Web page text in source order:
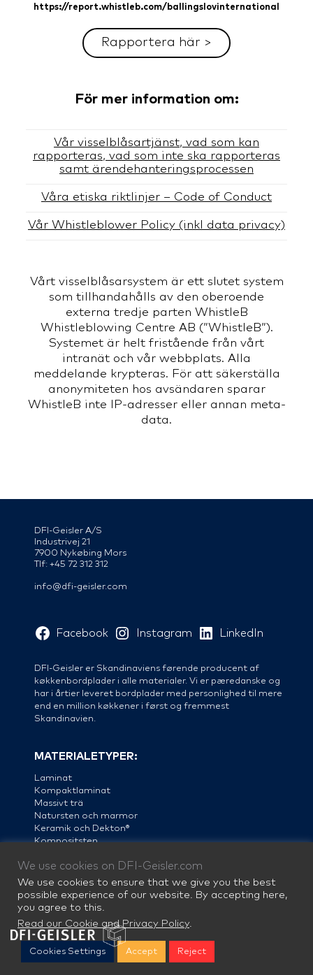
https://report.whistleb.com/ballingslovinternational
Rapportera här >
För mer information om:
Vår visselblåsartjänst, vad som kan
rapporteras, vad som inte ska rapporteras
samt ärendehanteringsprocessen
Våra etiska riktlinjer – Code of Conduct
Vår Whistleblower Policy (inkl data privacy)
Vårt visselblåsarsystem är ett slutet system
som tillhandahålls av den oberoende
externa tredje parten WhistleB
Whistleblowing Centre AB (”WhistleB”).
Systemet är helt fristående från vårt
intranät och vår webbplats. Alla
meddelande krypteras. För att säkerställa
anonymiteten hos avsändaren sparar
WhistleB inte IP-adresser eller annan meta-
data.
DFI-Geisler A/S
Industrivej 21
7900 Nykøbing Mors
Tlf: +45 72 312 312
info@dfi-geisler.com
Facebook Instagram LinkedIn
DFI-Geisler er Skandinaviens førende producent af
køkkenbordplader i alle materialer. Vi er pæredanske og
har i årtier leveret bordplader med personlighed til mere
end en million køkkener i først og fremmest
Skandinavien.
MATERIALETYPER:
Laminat
Kompaktlaminat
Massivt trä
Natursten och marmor
Keramik och Dekton®
Kompositsten
Stål
We use cookies on DFI-Geisler.com
We use cookies to ensure that we give you the best
possible experience of our website. By accepting here,
you agree to this.
Read our Cookie and Privacy Policy.
Cookies Settings Accept Reject